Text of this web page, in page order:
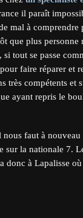
il paraît
mal à comprendre
que plus personne
tout se passe
faire réparer et
très compétents et
ayant repris le
faut à nouveau
sur la nationale 7.
donc à Lapalisse